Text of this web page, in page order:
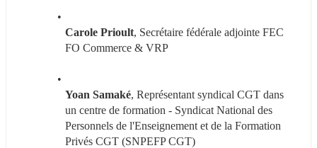
Carole Prioult, Secrétaire fédérale adjointe FEC
FO Commerce & VRP
Yoan Samaké, Représentant syndical CGT dans
un centre de formation - Syndicat National des
Personnels de l'Enseignement et de la Formation
Privés CGT (SNPEFP CGT)